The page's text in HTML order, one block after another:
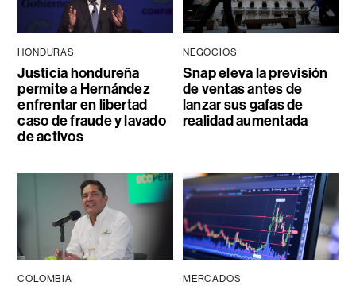
HONDURAS
Justicia hondureña
permite a Hernández
enfrentar en libertad
caso de fraude y lavado
de activos
NEGOCIOS
Snap eleva la previsión
de ventas antes de
lanzar sus gafas de
realidad aumentada
COLOMBIA MERCADOS